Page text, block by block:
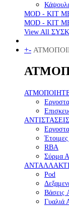
MOD - KIT
MOD - KIT
View All
+-
RBA
Σύρμα
Pod
Βάσεις
Γυαλιά